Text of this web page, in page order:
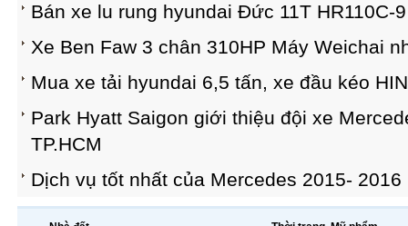
Bán xe lu rung hyundai Đức 11T HR110C-
Xe Ben Faw 3 chân 310HP Máy Weichai
Mua xe tải hyundai 6,5 tấn, xe đầu kéo
Park Hyatt Saigon giới thiệu đội xe
TP.HCM
Dịch vụ tốt nhất của Mercedes 2015- 2016